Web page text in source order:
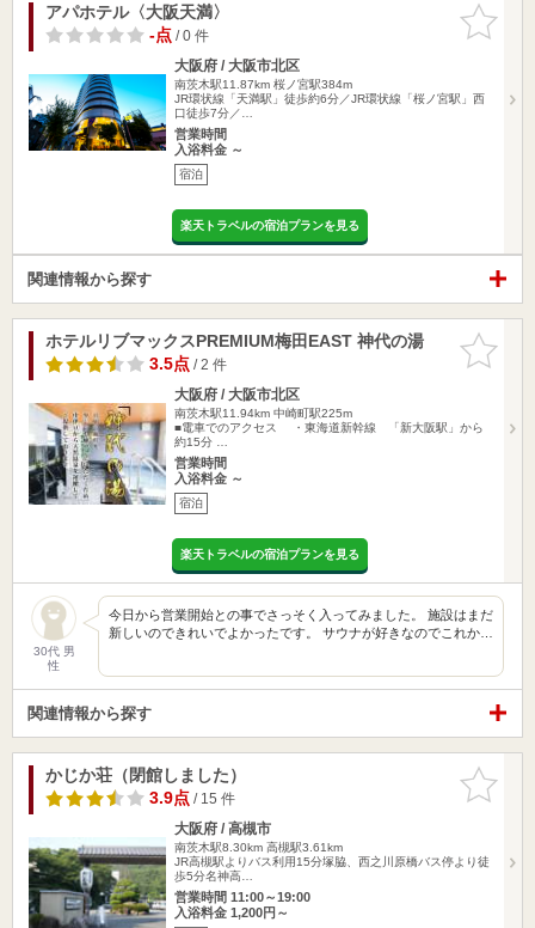
お気に入
りに追加
アパホテル〈大阪天満〉
-点/ 0 件
大阪府 / 大阪市北区
南茨木駅11.87km 桜ノ宮駅384m
JR環状線「天満駅」徒歩約6分／JR環状線「桜ノ宮駅」西
口徒歩7分／…
営業時間
入浴料金 ～
宿泊
楽天トラベルの宿泊プランを見る
関連情報から探す
お気に入
りに追加
ホテルリブマックスPREMIUM梅田EAST 神代の湯
3.5点/ 2 件
大阪府 / 大阪市北区
南茨木駅11.94km 中崎町駅225m
■電車でのアクセス ・東海道新幹線 「新大阪駅」から
約15分 …
営業時間
入浴料金 ～
宿泊
楽天トラベルの宿泊プランを見る
30代 男
性
今日から営業開始との事でさっそく入ってみました。 施設はまだ
新しいのできれいでよかったです。 サウナが好きなのでこれか…
関連情報から探す
お気に入
りに追加
かじか荘（閉館しました）
3.9点/ 15 件
大阪府 / 高槻市
南茨木駅8.30km 高槻駅3.61km
JR高槻駅よりバス利用15分塚脇、西之川原橋バス停より徒
歩5分名神高…
営業時間 11:00～19:00
入浴料金 1,200円～